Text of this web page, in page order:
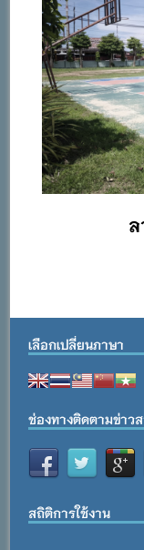
เลือกเปลี่ยนภาษา
ช่องทางติดตามข่าว
สถิติการใช้งาน